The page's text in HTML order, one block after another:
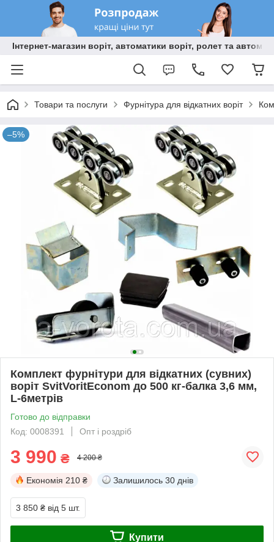
Інтернет-магазин воріт, автоматики воріт, ролет та
Товари та послуги Фурнітура для відкатних воріт
–5%
Комплект фурнітури для відкатних (сувних)
воріт SvitVoritEconom до 500 кг-балка 3,6 мм,
L-6метрів
Готово до відправки
Код: 0008391
Опт і роздріб
3 990 ₴ 4 200 ₴
Економія 210 ₴ Залишилось 30 днів
3 850 ₴ від 5 шт.
Купити